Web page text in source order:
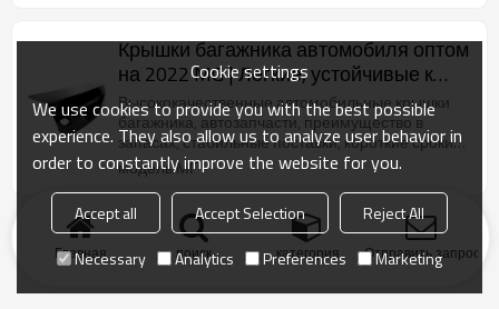
Крышки багажника автомобиля оптом
на 2022 MG | Легкие, устойчивые к
коррозии и жаростойкие | Авто
кузовные детали для MG
Высококачественные автомобильные крышки
багажника, автозапчасти, преимущество в
запасах, стабильные поставки, короткие сроки
поставки.
модель:МГ
Главная поиск категория Отправить запрос
Cookie settings
We use cookies to provide you with the best possible
experience. They also allow us to analyze user behavior in
order to constantly improve the website for you.
Accept all Accept Selection
Reject All
Necessary
Analytics Preferences Marketing